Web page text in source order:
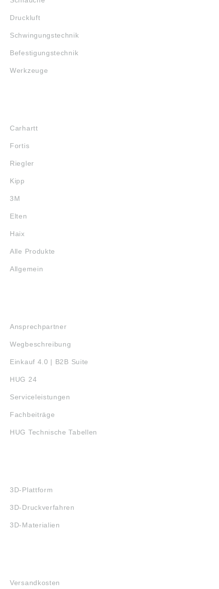
Druckluft
Schwingungstechnik
Befestigungstechnik
Werkzeuge
Carhartt
Fortis
Riegler
Kipp
3M
Elten
Haix
Alle Produkte
Allgemein
Ansprechpartner
Wegbeschreibung
Einkauf 4.0 | B2B Suite
HUG 24
Serviceleistungen
Fachbeiträge
HUG Technische Tabellen
3D-Plattform
3D-Druckverfahren
3D-Materialien
Versandkosten